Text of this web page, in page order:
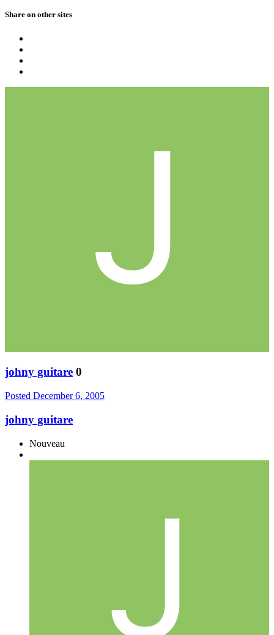
Share on other sites
johny guitare 0
Posted December 6, 2005
johny guitare
Nouveau